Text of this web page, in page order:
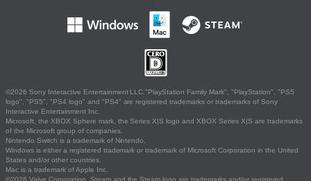
©2026 Sony Interactive Entertainment LLC."PlayStation Family Mark", "PlayStation", "PS5
logo", "PS5", "PS4 logo" and "PS4" are registered trademarks or trademarks of Sony
Interactive Entertainment Inc.
Microsoft, the XBOX Sphere mark, the Series X|S logo and XBOX Series X|S are trademarks
of the Microsoft group of companies.
Nintendo Switch is a trademark of Nintendo.
Windows is either a registered trademark or trademark of Microsoft Corporation in the United
States and/or other countries.
Mac is a trademark of Apple Inc.
©2026 Valve Corporation. Steam and the Steam logo are trademarks and/or registered